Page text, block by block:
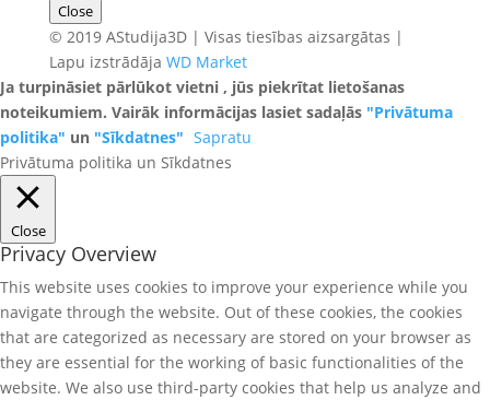
Close
© 2019 AStudija3D | Visas tiesības aizsargātas |
Lapu izstrādāja WD Market
Ja turpināsiet pārlūkot vietni , jūs piekrītat lietošanas
noteikumiem. Vairāk informācijas lasiet sadaļās "Privātuma
politika" un "Sīkdatnes" Sapratu
Privātuma politika un Sīkdatnes
Close
Privacy Overview
This website uses cookies to improve your experience while you
navigate through the website. Out of these cookies, the cookies
that are categorized as necessary are stored on your browser as
they are essential for the working of basic functionalities of the
website. We also use third-party cookies that help us analyze and